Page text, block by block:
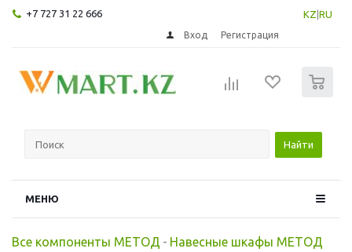
+7 727 31 22 666 KZ RU
Вход Регистрация
Найти
МЕНЮ
Все компоненты МЕТОД - Навесные шкафы МЕТОД